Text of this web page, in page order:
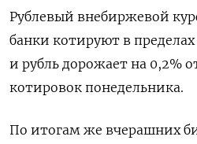
Рублевый внебиржевой
банки котируют в
и рубль дорожает на 0,2%
котировок понедельника.
По итогам же вчерашних